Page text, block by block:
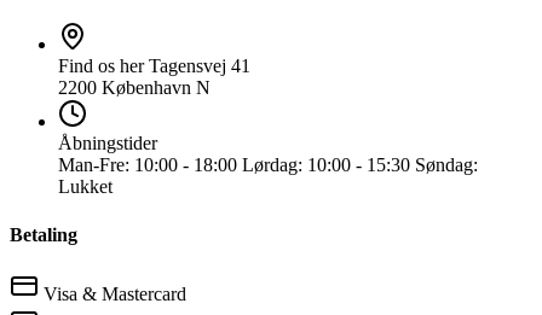
Find os her Tagensvej 41
2200 København N
Åbningstider
Man-Fre: 10:00 - 18:00 Lørdag: 10:00 - 15:30 Søndag:
Lukket
Betaling
Visa & Mastercard